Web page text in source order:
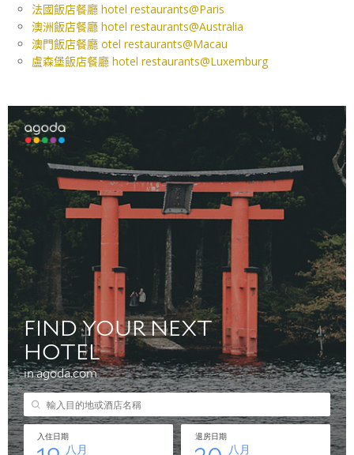
法國飯店餐廳 hotel restaurants@Paris
澳洲飯店餐廳 hotel restaurants@Australia
澳門飯店餐廳 otel restaurants@Macau
盧森堡飯店餐廳 hotel restaurants@Luxemburg